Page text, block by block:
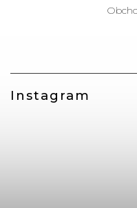
Instagram